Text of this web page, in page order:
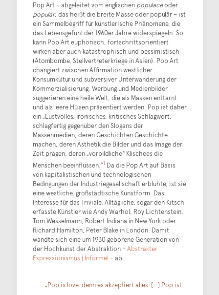
Pop Art – abgeleitet vom englischen populaceoder
popular, das heißt die breite Masse oder populär – ist
ein Sammelbegriff für künstlerische Phänomene, die
das Lebensgefühl der 1960er Jahre widerspiegeln. So
kann Pop Art euphorisch, fortschrittsorientiert
wirken aber auch katastrophisch und pessimistisch
(Atombombe, Stellvertreterkriege in Asien). Pop Art
changiert zwischen Affirmation westlicher
Konsumkultur und subversiver Unterwanderung der
Kommerzialisierung. Werbung und Medienbilder
suggerieren eine heile Welt, die als Masken enttarnt
und als leere Hülsen präsentiert werden. Pop ist daher
ein „Lustvolles, ironisches, kritisches Schlagwort,
schlagfertig gegenüber den Slogans der
Massenmedien, deren Geschichten Geschichte
machen, deren Ästhetik die Bilder und das Image der
Zeit prägen, deren „vorbildliche“ Klischees die
Menschen beeinflussen.“1 Da die Pop Art auf Basis
von kapitalistischen und technologischen
Bedingungen der Industriegesellschaft erblühte, ist sie
eine westliche, großstädtische Kunstform. Das
Interesse für das Triviale, Alltägliche, sogar den Kitsch
erfasste Künstler wie Andy Warhol, Roy Lichtenstein,
Tom Wesselmann, Robert Indiana in New York oder
Richard Hamilton, Peter Blake in London. Damit
wandte sich eine um 1930 geborene Generation von
der Hochkunst der Abstraktion –Abstrakter
Expressionismus | Informel – ab.
„Pop is love, denn es akzeptiert alles. […] Pop ist